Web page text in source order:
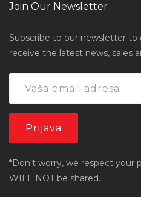
Join Our Newsletter
Subscribe to our newsletter to
receive the latest news, sales
*Don't worry, we respect your
WILL NOT be shared.